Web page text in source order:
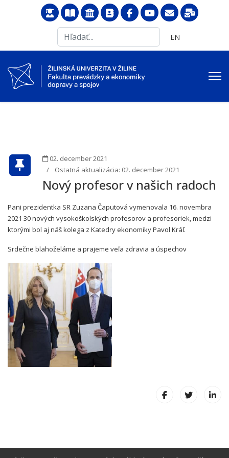
...
Vyberte váš jazyk
EN
02. december 2021
Ostatná aktualizácia: 02. december 2021
Nový profesor v našich radoch
Pani prezidentka SR Zuzana Čaputová vymenovala 16. novembra
2021 30 nových vysokoškolských profesorov a profesoriek, medzi
ktorými bol aj náš kolega z Katedry ekonomiky Pavol Kráľ.
Srdečne blahoželáme a prajeme veľa zdravia a úspechov